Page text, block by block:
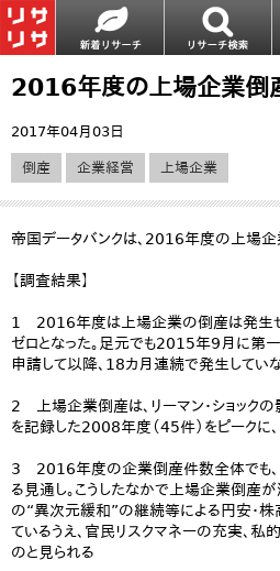
2016年度の上場企業倒
2017年04月03日
倒産 企業経営 上場企業
帝国データバンクは、2016年度の上場
【調査結果】
1 2016年度は上場企業の倒産は発生
ゼロとなった。足元でも2015年9月に第
申請して以降、18カ月連続で発生してい
2 上場企業倒産は、リーマン・ショック
を記録した2008年度（45件）をピークに
3 2016年度の企業倒産件数全体でも
る見通し。こうしたなかで上場企業倒産
の“異次元緩和”の継続等による円安・
ているうえ、官民リスクマネーの充実、
のと見られる